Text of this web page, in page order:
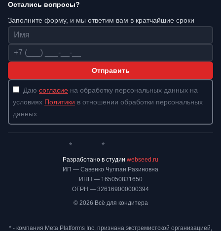
Остались вопросы?
Заполните форму, и мы ответим вам в кратчайшие сроки
Имя
Телефон
Отправить
Даю согласие на обработку персональных данных на
условиях Политики в отношении обработки персональных
данных.
ИП — Савенко Чулпан Разиновна
ИНН — 165050831650
ОГРН — 326169000000394
© 2026 Всё для кондитера
* *
Разработано в студии webseed.ru
* - компания Meta Platforms Inc. признана экстремистской организацией,